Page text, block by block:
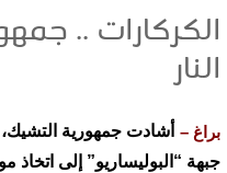
الكركارات ..
النار
براغ –
جبهة “البوليساريو” إلى اتخاذ